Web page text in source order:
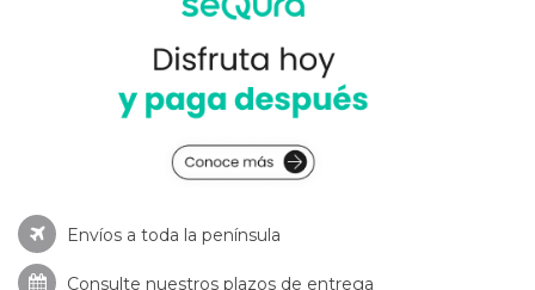
Envíos a toda la península
Consulte nuestros plazos de entrega